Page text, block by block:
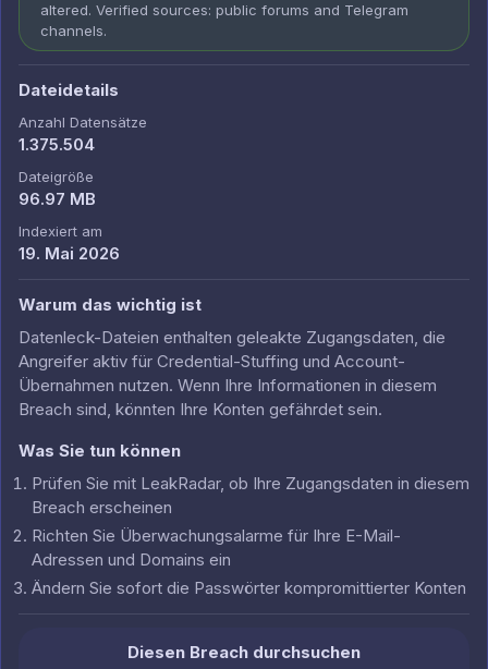
altered. Verified sources: public forums and Telegram
channels.
Dateidetails
Anzahl Datensätze
1.375.504
Dateigröße
96.97 MB
Indexiert am
19. Mai 2026
Warum das wichtig ist
Datenleck-Dateien enthalten geleakte Zugangsdaten, die
Angreifer aktiv für Credential-Stuffing und Account-
Übernahmen nutzen. Wenn Ihre Informationen in diesem
Breach sind, könnten Ihre Konten gefährdet sein.
Was Sie tun können
Prüfen Sie mit LeakRadar, ob Ihre Zugangsdaten in diesem
Breach erscheinen
Richten Sie Überwachungsalarme für Ihre E-Mail-
Adressen und Domains ein
Ändern Sie sofort die Passwörter kompromittierter Konten
Diesen Breach durchsuchen